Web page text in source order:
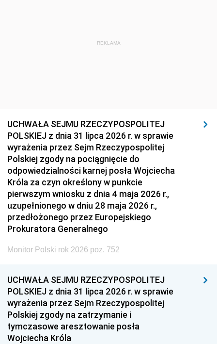
REKLAMA
UCHWAŁA SEJMU RZECZYPOSPOLITEJ
POLSKIEJ z dnia 31 lipca 2026 r. w sprawie
wyrażenia przez Sejm Rzeczypospolitej
Polskiej zgody na pociągnięcie do
odpowiedzialności karnej posła Wojciecha
Króla za czyn określony w punkcie
pierwszym wniosku z dnia 4 maja 2026 r.,
uzupełnionego w dniu 28 maja 2026 r.,
przedłożonego przez Europejskiego
Prokuratora Generalnego
Monitor Polski rok 2026 poz. 752
UCHWAŁA SEJMU RZECZYPOSPOLITEJ
POLSKIEJ z dnia 31 lipca 2026 r. w sprawie
wyrażenia przez Sejm Rzeczypospolitej
Polskiej zgody na zatrzymanie i
tymczasowe aresztowanie posła
Wojciecha Króla